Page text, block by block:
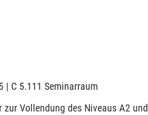
C 5.111 Seminarraum
Vollendung des Niveaus A2 und